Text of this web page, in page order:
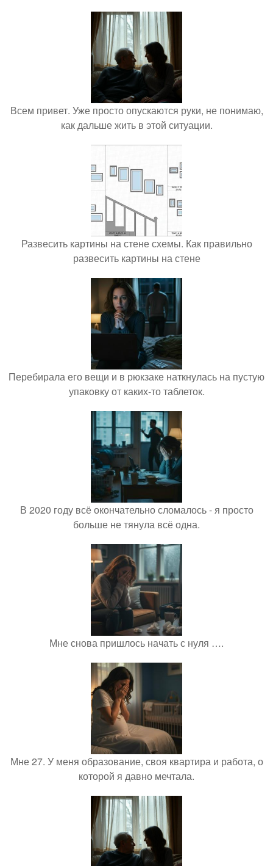
Всем привет. Уже просто опускаются руки, не понимаю,
как дальше жить в этой ситуации.
Развесить картины на стене схемы. Как правильно
развесить картины на стене
Перебирала его вещи и в рюкзаке наткнулась на пустую
упаковку от каких-то таблеток.
В 2020 году всё окончательно сломалось - я просто
больше не тянула всё одна.
Мне снова пришлось начать с нуля ….
Мне 27. У меня образование, своя квартира и работа, о
которой я давно мечтала.